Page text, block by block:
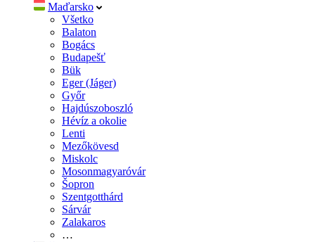
Maďarsko
Všetko
Balaton
Bogács
Budapešť
Bük
Eger (Jáger)
Győr
Hajdúszoboszló
Hévíz a okolie
Lenti
Mezőkövesd
Miskolc
Mosonmagyaróvár
Šopron
Szentgotthárd
Sárvár
Zalakaros
…